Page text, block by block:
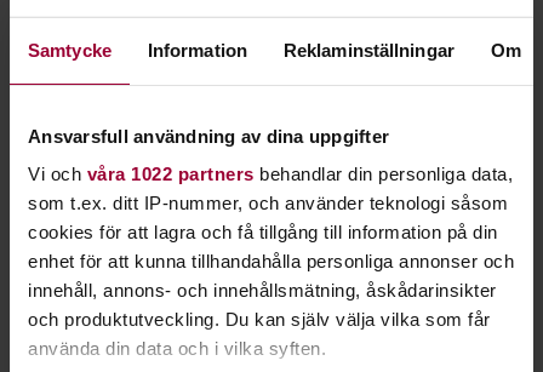
Samtycke Information Reklaminställningar Om
Ansvarsfull användning av dina uppgifter
Vi och våra 1022 partners behandlar din personliga data,
som t.ex. ditt IP-nummer, och använder teknologi såsom
cookies för att lagra och få tillgång till information på din
enhet för att kunna tillhandahålla personliga annonser och
innehåll, annons- och innehållsmätning, åskådarinsikter
och produktutveckling. Du kan själv välja vilka som får
använda din data och i vilka syften.
Varje år utbildar 200 jägarskoleledare 3000 nya jägare i
För att du som ledare ska ha en bra grund att stå på, oavsett
om du är ny ledare eller har lett Jägarskolan tidigare,
har Studiefrämjandet och Svenska jägareförbundet tagit
fram en vidareutbildning med medel från viltfonden.
Utbildningen är indelad i tre block.
Studiecirkeln och dess pedagogik